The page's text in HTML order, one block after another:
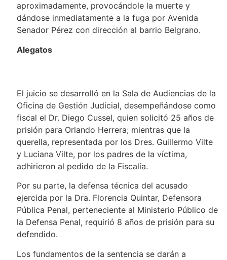
aproximadamente, provocándole la muerte y
dándose inmediatamente a la fuga por Avenida
Senador Pérez con dirección al barrio Belgrano.
Alegatos
El juicio se desarrolló en la Sala de Audiencias de la
Oficina de Gestión Judicial, desempeñándose como
fiscal el Dr. Diego Cussel, quien solicitó 25 años de
prisión para Orlando Herrera; mientras que la
querella, representada por los Dres. Guillermo Vilte
y Luciana Vilte, por los padres de la víctima,
adhirieron al pedido de la Fiscalía.
Por su parte, la defensa técnica del acusado
ejercida por la Dra. Florencia Quintar, Defensora
Pública Penal, perteneciente al Ministerio Público de
la Defensa Penal, requirió 8 años de prisión para su
defendido.
Los fundamentos de la sentencia se darán a